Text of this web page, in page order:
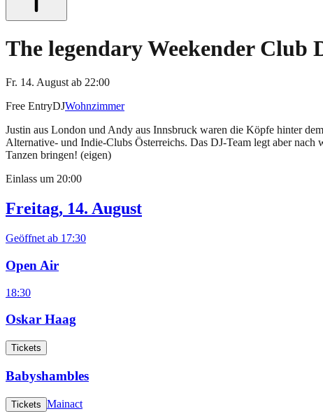
The legendary Weekender Club
Fr. 14. Augustab 22:00
Free EntryDJWohnzimmer
Justin aus London und Andy aus Innsbruck waren die Köpfe hinter
Alternative- und Indie-Clubs Österreichs. Das DJ-Team legt aber
Tanzen bringen! (eigen)
Einlass um 20:00
Freitag, 14. August
Geöffnet ab 17:30
Open Air
18:30
Oskar Haag
Tickets
Babyshambles
Tickets Mainact